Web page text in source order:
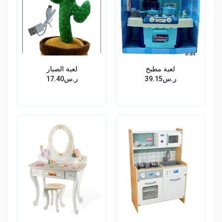
لعبة مطبخ
ر.س39.15
لعبة الصبار
ر.س17.40